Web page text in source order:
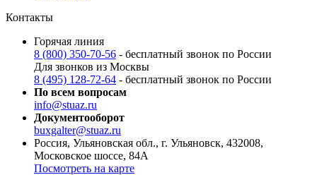
Контакты
Горячая линия
8 (800) 350-70-56 - бесплатный звонок по России
Для звонков из Москвы
8 (495) 128-72-64 - бесплатный звонок по России
По всем вопросам
info@stuaz.ru
Документооборот
buxgalter@stuaz.ru
Россия, Ульяновская обл., г. Ульяновск, 432008,
Московское шоссе, 84А
Посмотреть на карте